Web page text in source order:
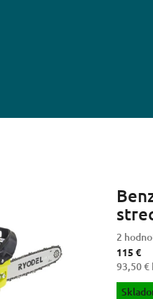
4,5
2
115 €
93,50 €
cena: